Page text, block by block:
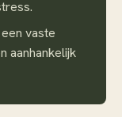
vaste
aanhankelijk